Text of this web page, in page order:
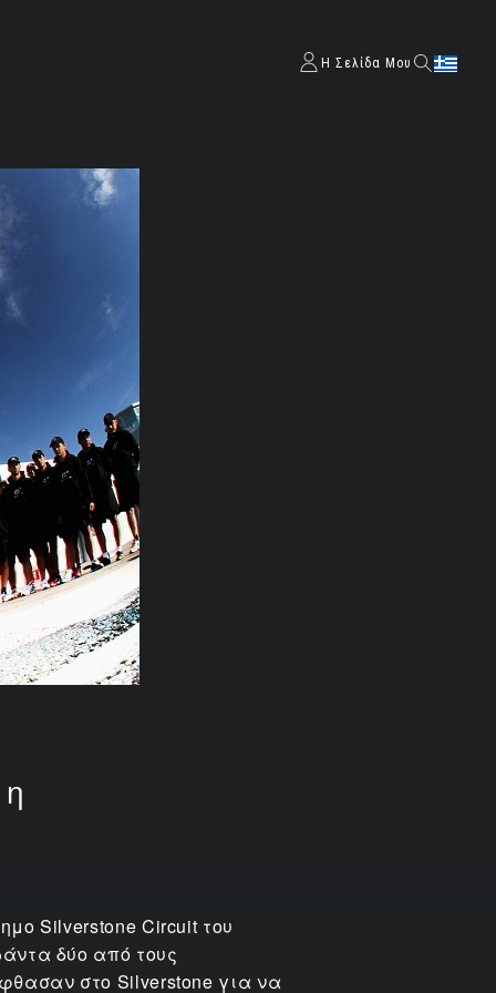
Η Σελίδα Μου
Silverstone Circuit του
δύο από τους
στο Silverstone για να